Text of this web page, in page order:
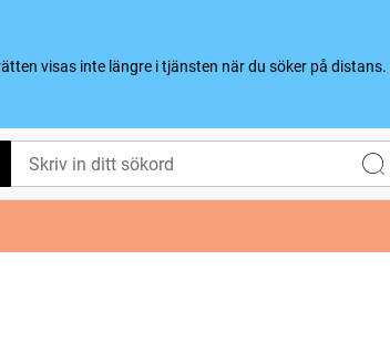
visas inte längre i tjänsten när du söker på distans.